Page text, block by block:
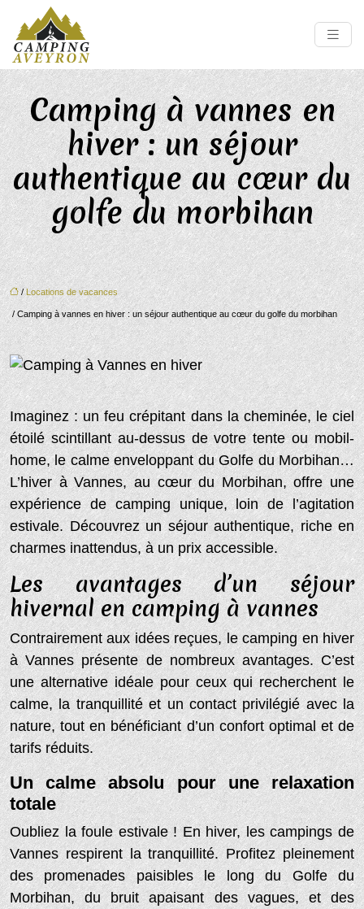
Camping à vannes en
hiver : un séjour
authentique au cœur du
golfe du morbihan
/Locations de vacances
/ Camping à vannes en hiver : un séjour authentique au cœur du golfe du morbihan
Imaginez : un feu crépitant dans la cheminée, le ciel
étoilé scintillant au-dessus de votre tente ou mobil-
home, le calme enveloppant du Golfe du Morbihan…
L’hiver à Vannes, au cœur du Morbihan, offre une
expérience de camping unique, loin de l’agitation
estivale. Découvrez un séjour authentique, riche en
charmes inattendus, à un prix accessible.
Les avantages d’un séjour
hivernal en camping à vannes
Contrairement aux idées reçues, le camping en hiver
à Vannes présente de nombreux avantages. C’est
une alternative idéale pour ceux qui recherchent le
calme, la tranquillité et un contact privilégié avec la
nature, tout en bénéficiant d’un confort optimal et de
tarifs réduits.
Un calme absolu pour une relaxation
totale
Oubliez la foule estivale ! En hiver, les campings de
Vannes respirent la tranquillité. Profitez pleinement
des promenades paisibles le long du Golfe du
Morbihan, du bruit apaisant des vagues, et des